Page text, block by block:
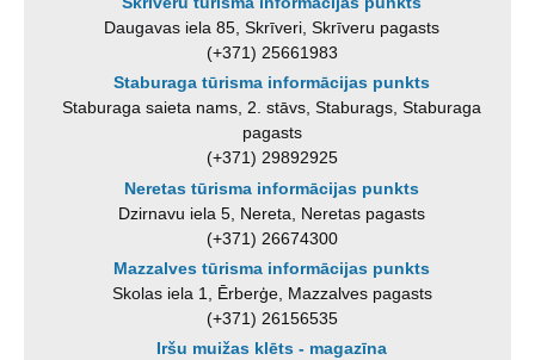
Daugavas iela 85, Skrīveri, Skrīveru pagasts
(+371) 25661983
Staburaga tūrisma informācijas punkts
Staburaga saieta nams, 2. stāvs, Staburags, Staburaga
pagasts
(+371) 29892925
Neretas tūrisma informācijas punkts
Dzirnavu iela 5, Nereta, Neretas pagasts
(+371) 26674300
Mazzalves tūrisma informācijas punkts
Skolas iela 1, Ērberģe, Mazzalves pagasts
(+371) 26156535
Iršu muižas klēts - magazīna